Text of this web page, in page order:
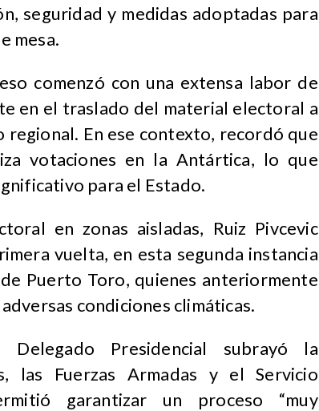
seguridad y medidas adoptadas para
mesa.
comenzó con una extensa labor de
en el traslado del material electoral a
En ese contexto, recordó que
votaciones en la Antártica, lo que
para el Estado.
en zonas aisladas, Ruiz Pivcevic
vuelta, en esta segunda instancia
Puerto Toro, quienes anteriormente
condiciones climáticas.
Presidencial subrayó la
las Fuerzas Armadas y el Servicio
garantizar un proceso “muy